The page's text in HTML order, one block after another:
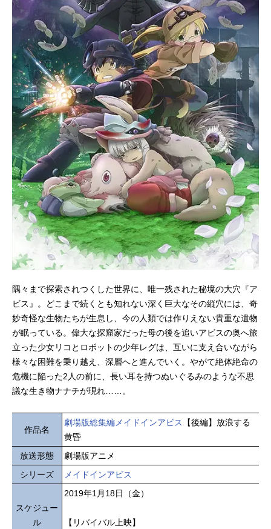
隅々まで探索されつくした世界に、唯一残された秘境の大穴『ア
ビス』。どこまで続くとも知れない深く巨大なその縦穴には、奇
妙奇怪な生物たちが生息し、今の人類では作りえない貴重な遺物
が眠っている。偉大な探窟家だった母の後を追いアビスの奥へ旅
立った少女リコとロボットの少年レグは、互いに支え合いながら
様々な困難を乗り越え、深層へと進んでいく。やがて絶体絶命の
危機に陥った2人の前に、長い耳を持つぬいぐるみのような不思
議な生き物ナナチが現れ……。
作品名
劇場版総集編メイドインアビス
【後編】放浪する
黄昏
放送形態
劇場版アニメ
シリーズ
メイドインアビス
スケジュー
ル
2019年1月18日（金）
【リバイバル上映】